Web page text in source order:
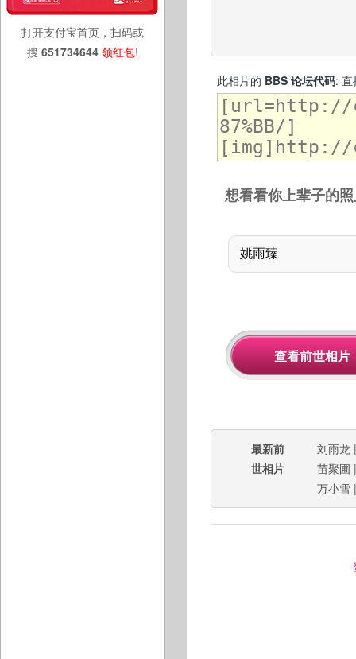
打开支付宝首页，扫码或
搜 651734644 领红包!
此相片的 BBS 论坛代码: 直
想看看你上辈子的
最新前
世相片
刘雨龙
苗聚圃
万小雪